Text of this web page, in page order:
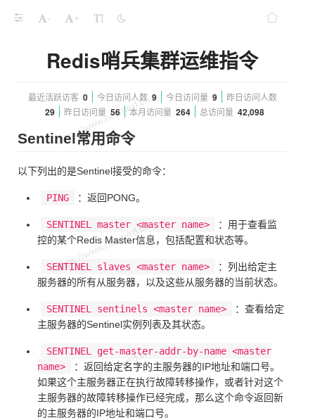
- +
Redis哨兵集群运维指令
最近活跃访客 0 今日访问人数 9 今日访问量 9 昨日访问人数
29 昨日访问量 56 本月访问量 264 总访问量 42,098
Sentinel常用命令
以下列出的是Sentinel接受的命令：
PING ：返回PONG。
SENTINEL master <master name>
：用于查看监
控的某个Redis Master信息，包括配置和状态等。
SENTINEL slaves <master name>
：列出给定主
服务器的所有从服务器，以及这些从服务器的当前状态。
SENTINEL sentinels <master name>
：查看给定
主服务器的Sentinel实例列表及其状态。
SENTINEL get-master-addr-by-name <master
name>
：返回给定名字的主服务器的IP地址和端口号。
如果这个主服务器正在执行故障转移操作，或者针对这个
主服务器的故障转移操作已经完成，那么这个命令返回新
的主服务器的IP地址和端口号。